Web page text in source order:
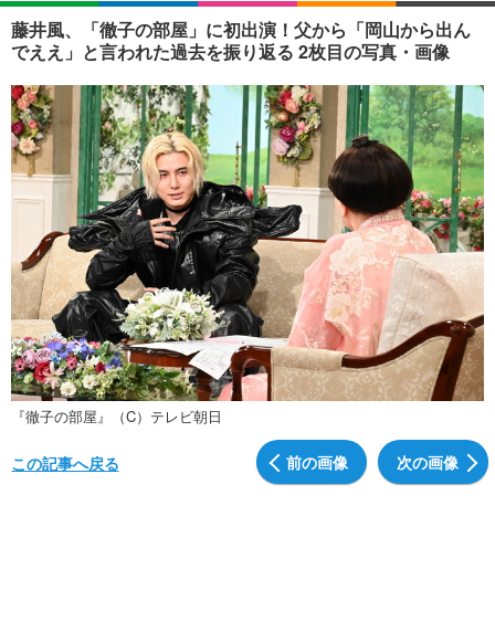
ショッピング その他
藤井風、「徹子の部屋」に初出演！父から「岡山から出ん
でええ」と言われた過去を振り返る 2枚目の写真・画像
『徹子の部屋』（C）テレビ朝日
前の画像 次の画像
この記事へ戻る